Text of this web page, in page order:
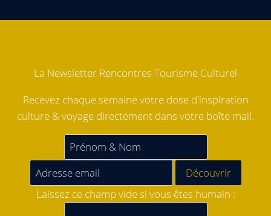
La Newsletter Rencontres Tourisme Culturel
Recevez chaque semaine votre dose d'inspiration
culture & voyage directement dans votre boîte mail.
Laissez ce champ vide si vous êtes humain :